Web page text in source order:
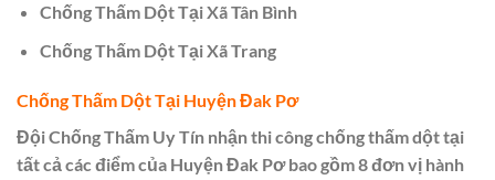
Chống Thấm Dột Tại Xã Tân Bình
Chống Thấm Dột Tại Xã Trang
Chống Thấm Dột Tại Huyện Đak Pơ
Đội Chống Thấm Uy Tín nhận thi công chống thấm dột tại
tất cả các điểm của Huyện Đak Pơ bao gồm 8 đơn vị hành